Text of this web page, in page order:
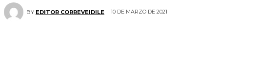
BY EDITOR CORREVEIDILE 10 DE MARZO DE 2021